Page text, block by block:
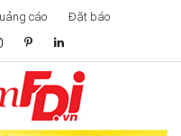
cáo Đặt báo